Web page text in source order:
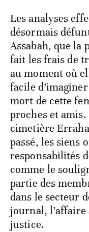
Les analyses
désormais
Assabah, que la
fait les frais de
au moment où
facile
mort de cette
proches et
cimetière
passé, les siens
responsabilités
comme le
partie des
dans le secteur
journal, l’affaire
justice.